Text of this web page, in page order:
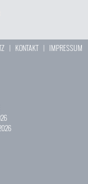
| KONTAKT| IMPRESSUM